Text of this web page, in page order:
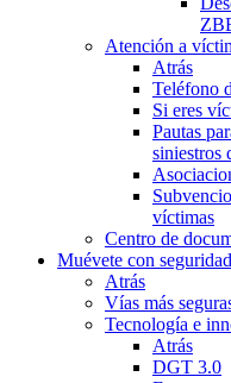
Atención a
Atrás
Teléfono
Si eres
Pautas
siniestros
víctimas
Centro de
Muévete con seguridad
Atrás
Vías más
Tecnología e
Atrás
DGT 3.0